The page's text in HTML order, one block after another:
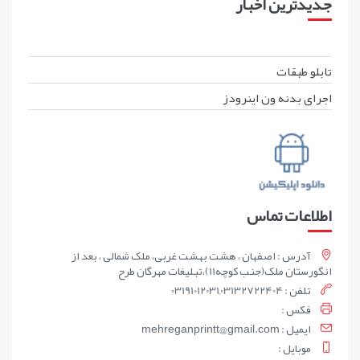
تابلو طبقات
اجرای بدنه ون اینرودز
اطلاعات تماس
آدرس : اصفهان ، هشت بهشت غربی، ملک شمالی ، بعد از
انگورستان ملک(جنب کوچه11)،تبلیغات مهرگان طرح
تلفن : 03191012031,03132722404
فکس :
ايميل : mehreganprintt@gmail.com
موبايل :